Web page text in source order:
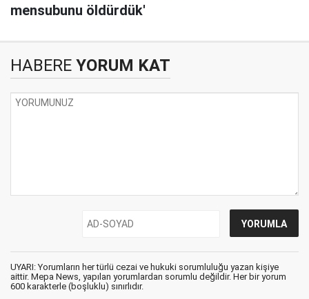
mensubunu öldürdük'
HABERE YORUM KAT
UYARI: Yorumların her türlü cezai ve hukuki sorumluluğu yazan kişiye
aittir. Mepa News, yapılan yorumlardan sorumlu değildir. Her bir yorum
600 karakterle (boşluklu) sınırlıdır.